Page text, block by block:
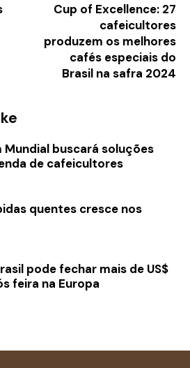
Cup of Excellence: 27
cafeicultores
produzem os melhores
cafés especiais do
Brasil na safra 2024
Mundial buscará soluções
de cafeicultores
quentes cresce nos
pode fechar mais de US$
feira na Europa